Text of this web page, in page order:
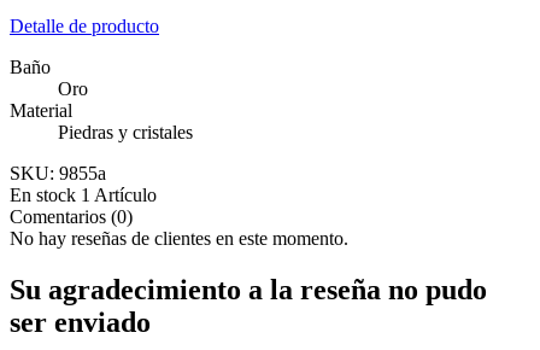
Detalle de producto
Baño
Oro
Material
Piedras y cristales
SKU: 9855a
En stock 1 Artículo
Comentarios (0)
No hay reseñas de clientes en este momento.
Su agradecimiento a la reseña no pudo
ser enviado